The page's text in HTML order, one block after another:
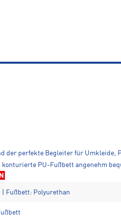
der perfekte Begleiter für
konturierte PU-Fußbett angenehm
Fußbett: Polyurethan